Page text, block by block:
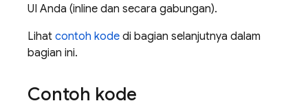
UI Anda (inline dan secara gabungan).
Lihat contoh kode di bagian selanjutnya dalam
bagian ini.
Contoh kode